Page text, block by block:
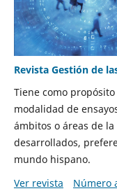
Revista Gestión de
Tiene como
modalidad de
ámbitos o áreas de
desarrollados,
mundo hispano.
Ver revista
Número